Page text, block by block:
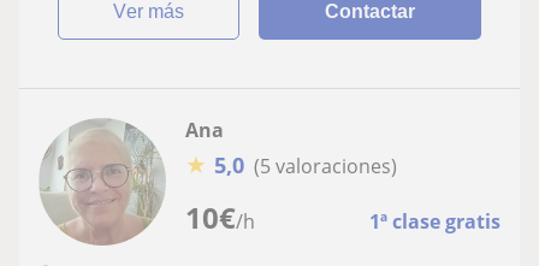
ver más Contactar
10€/h 1ª clase gratis
Ana
★ 5,0 (5 valoraciones)